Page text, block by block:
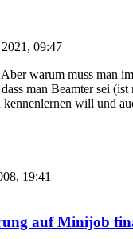
09:47
warum muss man
man Beamter sei
will und
19:41
auf Minijob